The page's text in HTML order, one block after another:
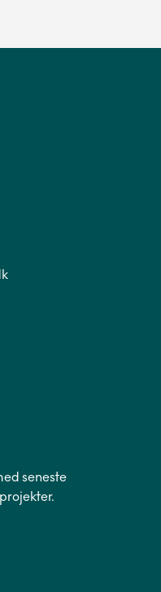
seneste